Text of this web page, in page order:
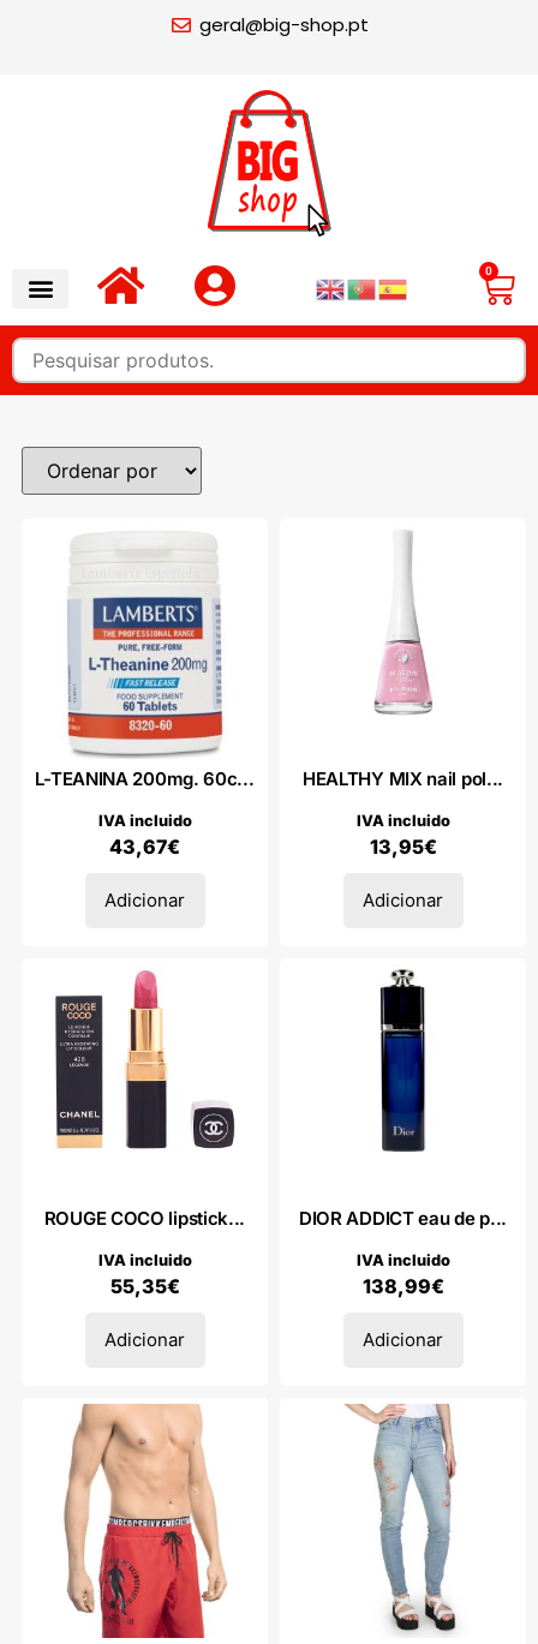
geral@big-shop.pt
0
L-TEANINA 200mg. 60c...
43,67€
IVA incluido
Adicionar
HEALTHY MIX nail pol...
13,95€
IVA incluido
Adicionar
ROUGE COCO lipstick...
55,35€
IVA incluido
Adicionar
DIOR ADDICT eau de p...
138,99€
IVA incluido
Adicionar